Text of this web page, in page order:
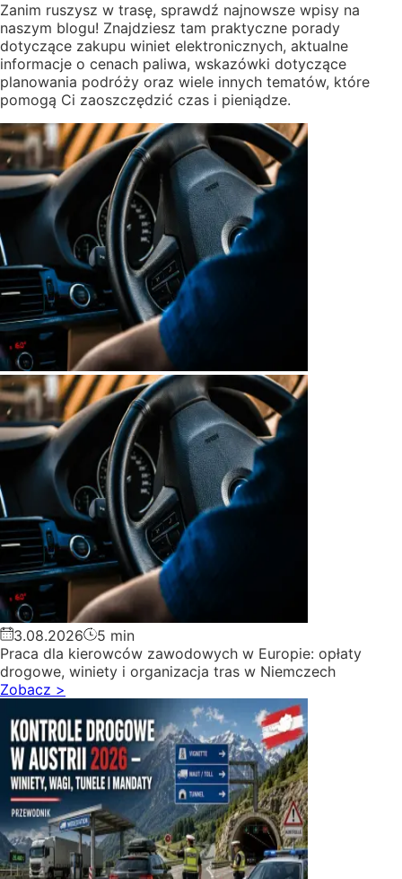
Zanim ruszysz w trasę, sprawdź najnowsze wpisy na
naszym blogu! Znajdziesz tam praktyczne porady
dotyczące zakupu winiet elektronicznych, aktualne
informacje o cenach paliwa, wskazówki dotyczące
planowania podróży oraz wiele innych tematów, które
pomogą Ci zaoszczędzić czas i pieniądze.
3.08.2026
5 min
Praca dla kierowców zawodowych w Europie: opłaty
drogowe, winiety i organizacja tras w Niemczech
Zobacz >